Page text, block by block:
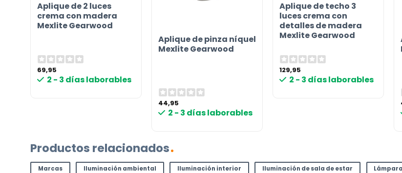
Incluido por defecto
Instrucciones en diferentes idiomas
Etiqueta energética
¿TIENES ALGUNA PREGUNTA?
Contáctenos. Puede comunicarse con nosotros por
info@lamparas-en-linea.es.
Aplique de 2 luces
crema con madera
Mexlite Gearwood
69,95
2 - 3 días laborables
Aplique de pinza níquel
Mexlite Gearwood
44,95
2 - 3 días laborables
Aplique de techo 3
luces crema con
detalles de madera
Mexlite Gearwood
129,95
2 - 3 días laborables
Productos relacionados
Marcas Iluminación ambiental Iluminación interior Iluminación de sala de estar